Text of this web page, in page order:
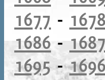
1677 - 1678
1686 -
1695-